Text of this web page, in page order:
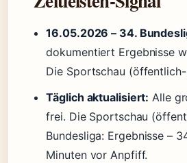
16.05.2026 – 34.
dokumentiert Ergebnisse
Die Sportschau
Täglich aktualisiert: Alle
frei. Die Sportschau
Bundesliga: Ergebnisse –
Minuten vor Anpfiff.